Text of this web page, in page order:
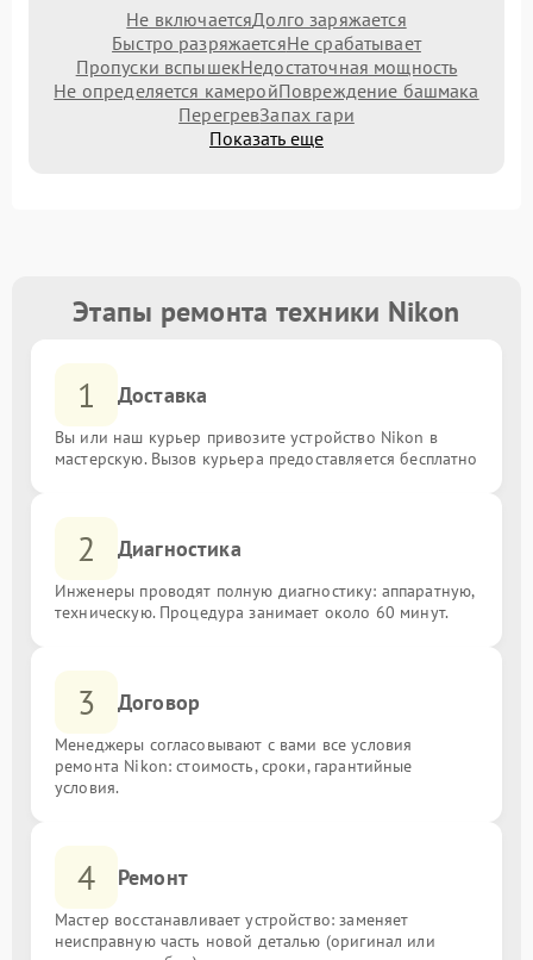
Не включаетсяДолго заряжается
Быстро разряжаетсяНе срабатывает
Пропуски вспышекНедостаточная мощность
Не определяется камеройПовреждение башмака
ПерегревЗапах гари
Показать еще
Этапы ремонта техники Nikon
1 Доставка
Вы или наш курьер привозите устройство Nikon в
мастерскую. Вызов курьера предоставляется бесплатно
2 Диагностика
Инженеры проводят полную диагностику: аппаратную,
техническую. Процедура занимает около 60 минут.
3 Договор
Менеджеры согласовывают с вами все условия
ремонта Nikon: стоимость, сроки, гарантийные
условия.
4 Ремонт
Мастер восстанавливает устройство: заменяет
неисправную часть новой деталью (оригинал или